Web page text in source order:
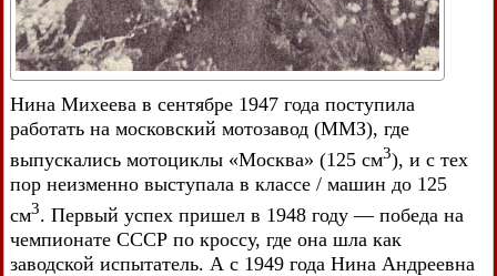
Нина Михеева в сентябре 1947 года поступила
работать на московский мотозавод (ММЗ), где
выпускались мотоциклы «Москва» (125 см3), и с тех
пор неизменно выступала в классе / машин до 125
см3. Первый успех пришел в 1948 году — победа на
чемпионате СССР по кроссу, где она шла как
заводской испытатель. А с 1949 года Нина Андреевна